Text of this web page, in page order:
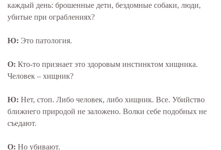
каждый день: брошенные дети, бездомные собаки, люди,
убитые при ограблениях?
Ю: Это патология.
О: Кто-то признает это здоровым инстинктом хищника.
Человек – хищник?
Ю: Нет, стоп. Либо человек, либо хищник. Все. Убийство
ближнего природой не заложено. Волки себе подобных не
съедают.
О: Но убивают.